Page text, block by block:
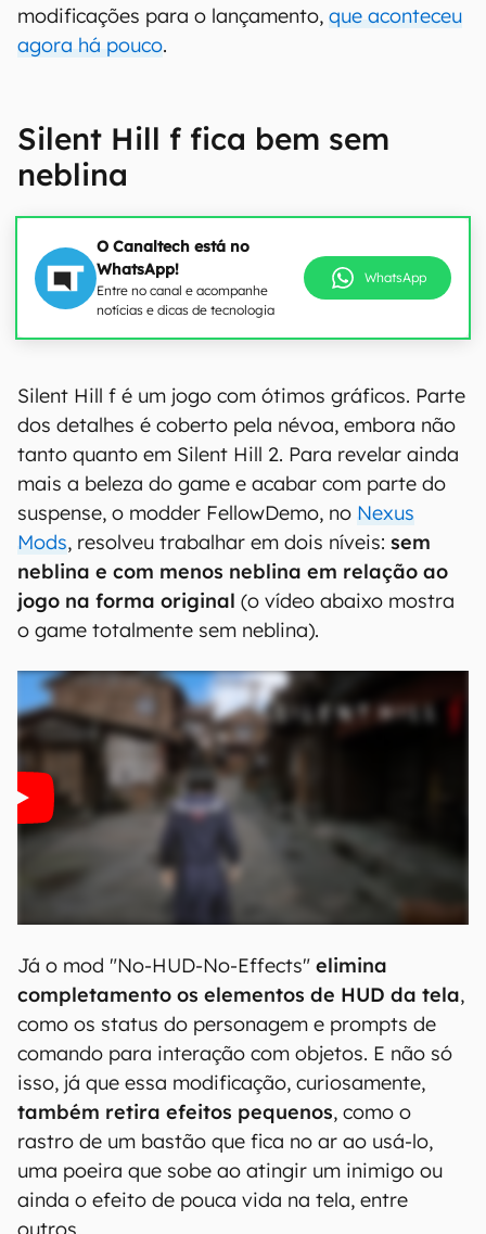
modificações para o lançamento, que aconteceu
agora há pouco.
Silent Hill f fica bem sem
neblina
O Canaltech está no
WhatsApp!
Entre no canal e acompanhe
notícias e dicas de tecnologia
WhatsApp
Silent Hill f é um jogo com ótimos gráficos. Parte
dos detalhes é coberto pela névoa, embora não
tanto quanto em Silent Hill 2. Para revelar ainda
mais a beleza do game e acabar com parte do
suspense, o modder FellowDemo, no Nexus
Mods, resolveu trabalhar em dois níveis: sem
neblina e com menos neblina em relação ao
jogo na forma original (o vídeo abaixo mostra
o game totalmente sem neblina).
Já o mod "No-HUD-No-Effects" elimina
completamento os elementos de HUD da tela,
como os status do personagem e prompts de
comando para interação com objetos. E não só
isso, já que essa modificação, curiosamente,
também retira efeitos pequenos, como o
rastro de um bastão que fica no ar ao usá-lo,
uma poeira que sobe ao atingir um inimigo ou
ainda o efeito de pouca vida na tela, entre